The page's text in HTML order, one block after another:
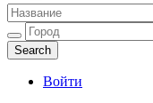
Все кафе города
Каталог хороших кафе
Войти